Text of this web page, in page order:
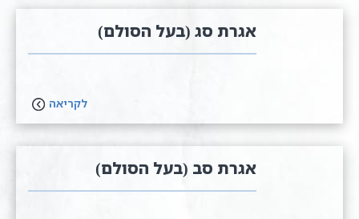
אגרת סג (בעל הסולם)
לקריאה
אגרת סב (בעל הסולם)